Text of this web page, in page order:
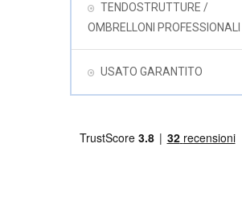
TENDOSTRUTTURE /
OMBRELLONI PROFESSIONALI
USATO GARANTITO